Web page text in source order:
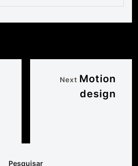
Next Motion
design
Pesquisar